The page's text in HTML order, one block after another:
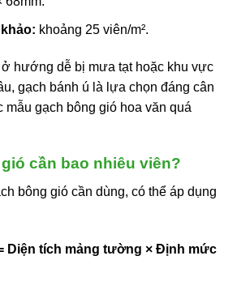
khoảng 25 viên/m².
ở hướng dễ bị mưa tạt hoặc khu vực
gạch bánh ú là lựa chọn đáng cân
mẫu gạch bông gió hoa văn quá
cần bao nhiêu viên?
bông gió cần dùng, có thể áp dụng
Diện tích mảng tường × Định mức